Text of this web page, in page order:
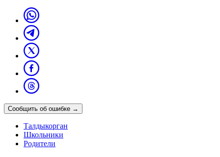
Сообщить об ошибке →
Талдыкорган
Школьники
Родители